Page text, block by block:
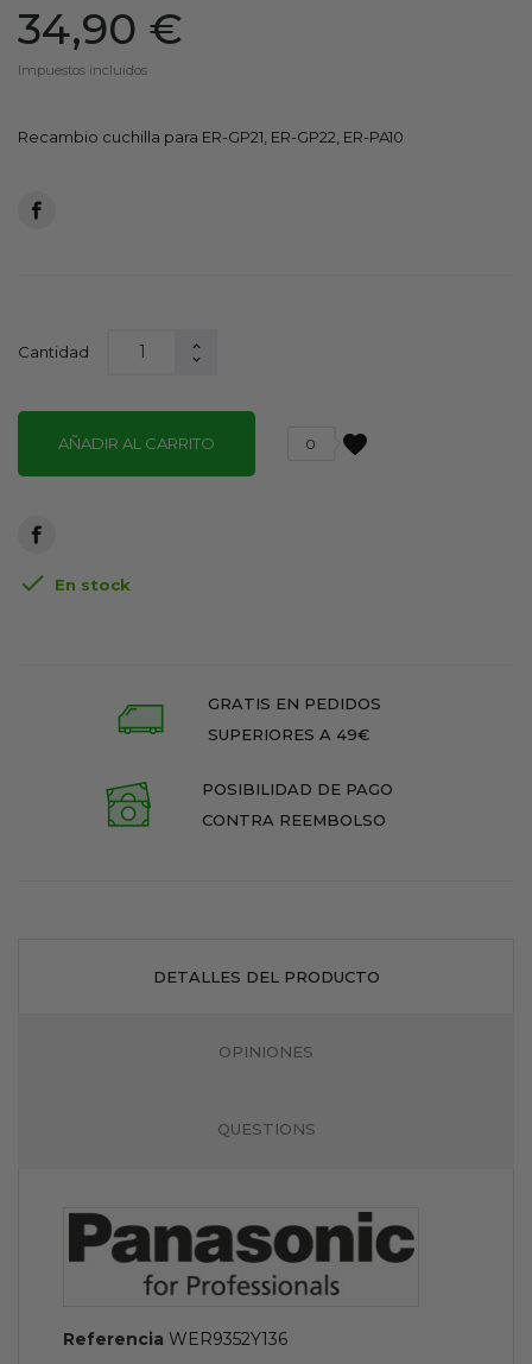
34,90 €
Impuestos incluidos
Recambio cuchilla para ER-GP21, ER-GP22, ER-PA10
Cantidad
AÑADIR AL CARRITO favorite
0
 En stock
GRATIS EN PEDIDOS
SUPERIORES A 49€
POSIBILIDAD DE PAGO
CONTRA REEMBOLSO
DETALLES DEL PRODUCTO
OPINIONES
QUESTIONS
Referencia WER9352Y136